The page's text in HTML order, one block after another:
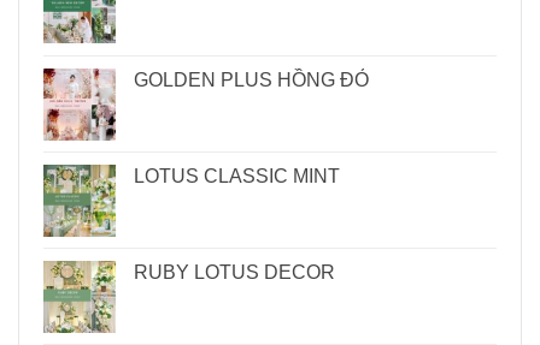
GOLDEN PLUS HỒNG ĐỎ
LOTUS CLASSIC MINT
RUBY LOTUS DECOR